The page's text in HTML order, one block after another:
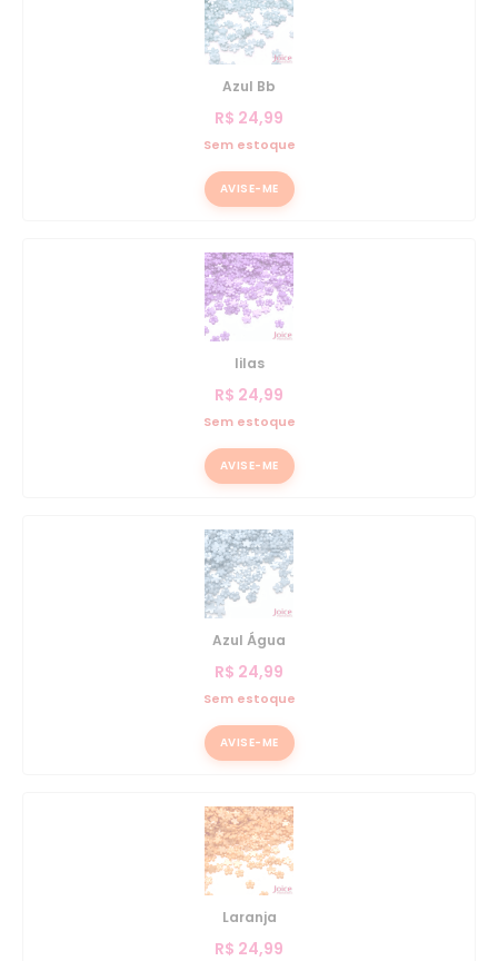
Azul Bb
R$ 24,99
Sem estoque
AVISE-ME
lilas
R$ 24,99
Sem estoque
AVISE-ME
Azul Água
R$ 24,99
Sem estoque
AVISE-ME
Laranja
R$ 24,99